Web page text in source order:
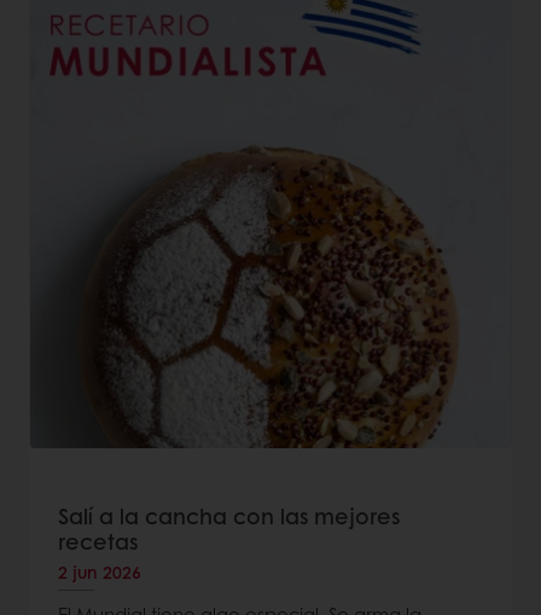
Salí a la cancha con las mejores
recetas
2 jun 2026